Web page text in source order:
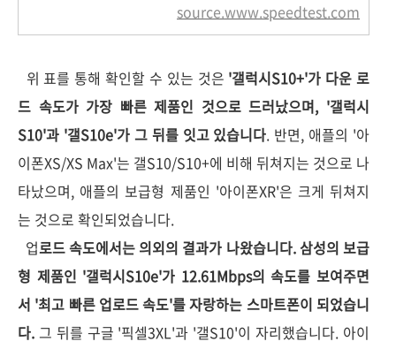
source.www.speedtest.com
위 표를 통해 확인할 수 있는 것은 '갤럭시S10+'가 다운 로
드 속도가 가장 빠른 제품인 것으로 드러났으며, '갤럭시
S10'과 '갤S10e'가 그 뒤를 잇고 있습니다. 반면, 애플의 '아
이폰XS/XS Max'는 갤S10/S10+에 비해 뒤쳐지는 것으로 나
타났으며, 애플의 보급형 제품인 '아이폰XR'은 크게 뒤쳐지
는 것으로 확인되었습니다.
업로드 속도에서는 의외의 결과가 나왔습니다. 삼성의 보급
형 제품인 '갤럭시S10e'가 12.61Mbps의 속도를 보여주면
서 '최고 빠른 업로드 속도'를 자랑하는 스마트폰이 되었습니
다. 그 뒤를 구글 '픽셀3XL'과 '갤S10'이 자리했습니다. 아이